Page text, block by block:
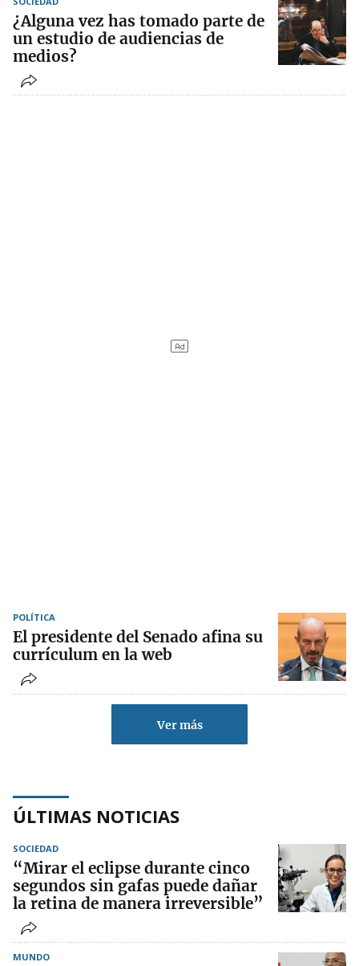
¿Alguna vez has tomado parte de
un estudio de audiencias de
medios?
POLÍTICA
El presidente del Senado afina su
currículum en la web
Ver más
ÚLTIMAS NOTICIAS
SOCIEDAD
“Mirar el eclipse durante cinco
segundos sin gafas puede dañar
la retina de manera irreversible”
MUNDO